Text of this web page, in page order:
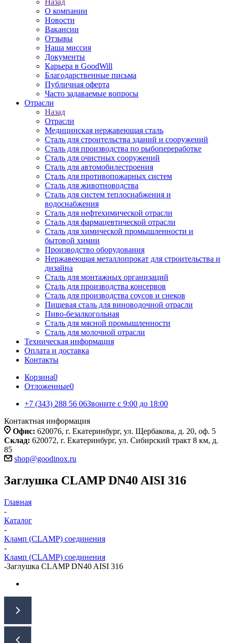
Назад
О компании
Новости
Вакансии
Отзывы
Наша миссия
Документы
Карьера в GoodWill
Благодарственные письма
Публичная оферта
Часто задаваемые вопросы
Отрасли
Назад
Отрасли
Медицинcкая нержавеющая сталь
Сталь для строительства зданий и сооружений
Сталь для производства по рыбопереработке
Сталь для очистных сооружений
Сталь для автомобилестроения
Сталь для противопожарных систем
Сталь для животноводства
Сталь для систем теплоснабжения и
водоснабжения
Сталь для нефтехимической отрасли
Сталь для фармацевтической отрасли
Сталь для химической промышленности и
бытовой химии
Производство оборудования
Нержавеющая металлопрокат для строительства и
дизайна
Сталь для монтажных организаций
Сталь для производства консервов
Сталь для производства соусов и снеков
Пищевая сталь для виноводочной отрасли
Пиво-безалкогольная
Сталь для мясной промышленности
Сталь для молочной отрасли
Техническая информация
Оплата и доставка
Контакты
Корзина0
Отложенные0
+7 (343) 288 56 06Звоните с 9:00 до 18:00
Контактная информация
Офис: 620076, г. Екатеринбург, ул. Щербакова, д. 20, оф. 5
Склад: 620072, г. Екатеринбург, ул. Сибирский тракт 8 км, д.
85
shop@goodinox.ru
Заглушка CLAMP DN40 AISI 316
Главная
-
Каталог
-
Кламп (CLAMP) соединения
-
Кламп (CLAMP) соединения
-Заглушка CLAMP DN40 AISI 316